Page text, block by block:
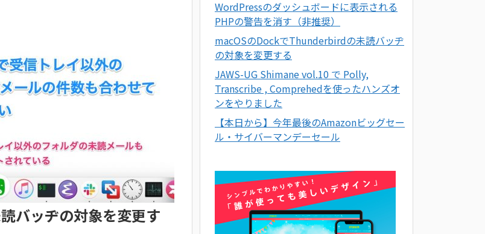
バッヂの対象を変更す
WordPressのダッシュボードに表示される
PHPの警告を消す（非推奨）
macOSのDockでThunderbirdの未読バッヂ
の対象を変更する
JAWS-UG Shimane vol.10 で Polly,
Transcribe , Comprehedを使ったハンズオ
ンをやりました
【本日から】今年最後のAmazonビッグセー
ル・サイバーマンデーセール